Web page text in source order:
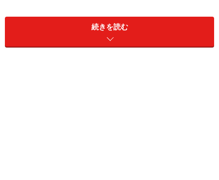
称えられての受賞だった。代表作の1つ『少年が来る』
（CUON刊）は、まさにその評の通り“歴史的な心の傷”に
正面から向き合った作品である。
続きを読む